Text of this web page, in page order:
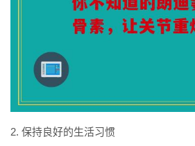
2. 保持良好的生活习惯